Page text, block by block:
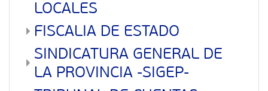
LOCALES
FISCALIA DE ESTADO
SINDICATURA GENERAL DE
LA PROVINCIA -SIGEP-